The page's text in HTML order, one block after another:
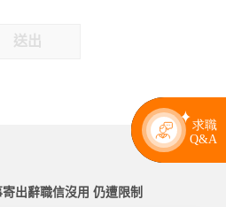
送出
出辭職信沒用 仍遭限制